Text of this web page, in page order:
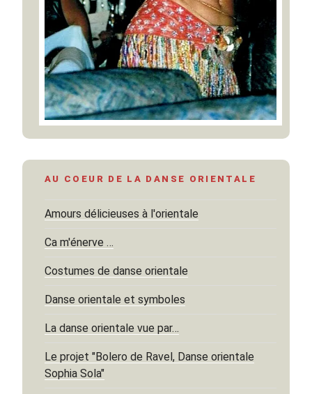
AU COEUR DE LA DANSE ORIENTALE
Amours délicieuses à l'orientale
Ca m'énerve …
Costumes de danse orientale
Danse orientale et symboles
La danse orientale vue par…
Le projet "Bolero de Ravel, Danse orientale
Sophia Sola"